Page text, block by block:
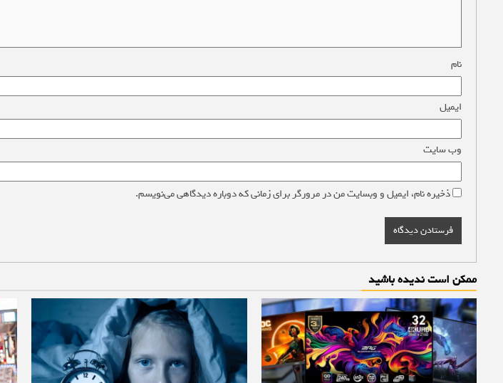
نام
ایمیل
وب‌ سایت
ذخیره نام، ایمیل و وبسایت من در مرورگر برای زمانی که دوباره دیدگاهی می‌نویسم.
ممکن است ندیده باشید